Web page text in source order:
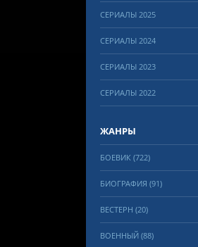
СЕРИАЛЫ 2025
СЕРИАЛЫ 2024
СЕРИАЛЫ 2023
СЕРИАЛЫ 2022
ЖАНРЫ
БОЕВИК (722)
БИОГРАФИЯ (91)
ВЕСТЕРН (20)
ВОЕННЫЙ (88)